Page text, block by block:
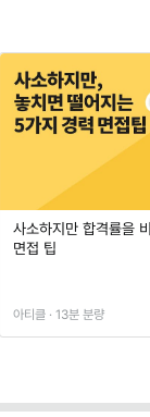
사소하지만 합격률을
면접 팁
아티클 · 13분 분량